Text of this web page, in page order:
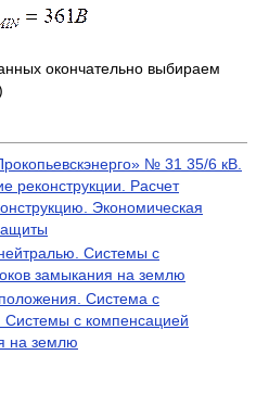
окончательно выбираем
№ 31 35/6 кВ.
реконструкции. Расчет
Экономическая
Системы с
замыкания на землю
Система с
Системы с компенсацией
на землю